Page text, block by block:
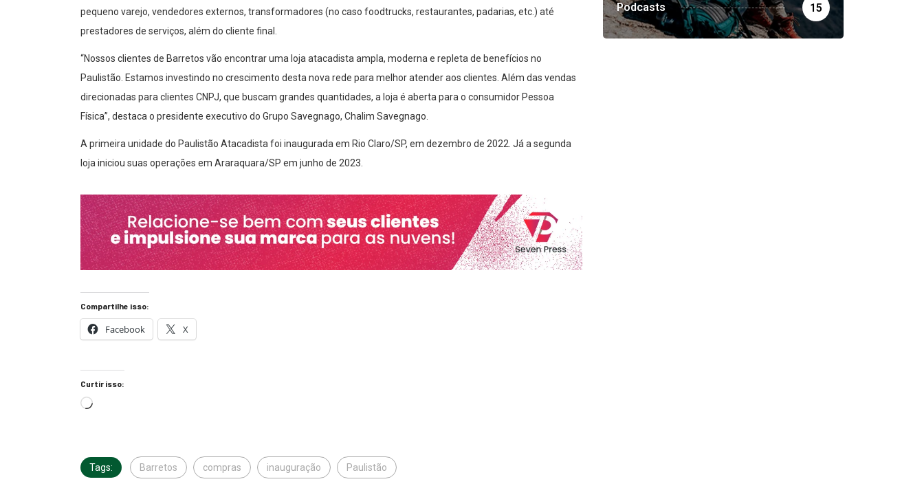
pequeno varejo, vendedores externos, transformadores (no caso foodtrucks, restaurantes, padarias, etc.) até
prestadores de serviços, além do cliente final.
“Nossos clientes de Barretos vão encontrar uma loja atacadista ampla, moderna e repleta de benefícios no
Paulistão. Estamos investindo no crescimento desta nova rede para melhor atender aos clientes. Além das vendas
direcionadas para clientes CNPJ, que buscam grandes quantidades, a loja é aberta para o consumidor Pessoa
Física”, destaca o presidente executivo do Grupo Savegnago, Chalim Savegnago.
A primeira unidade do Paulistão Atacadista foi inaugurada em Rio Claro/SP, em dezembro de 2022. Já a segunda
loja iniciou suas operações em Araraquara/SP em junho de 2023.
Compartilhe isso:
Facebook X
Curtir isso:
Tags: Barretos compras inauguração Paulistão
Podcasts 15